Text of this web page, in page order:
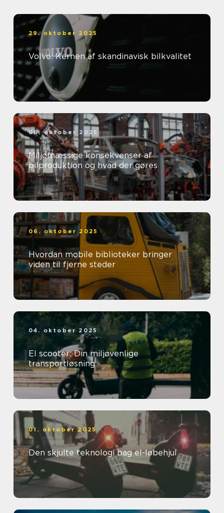
29. oktober 2025
Volvo: Kernen af skandinavisk bilkvalitet
06. oktober 2025
Miljømæssige konsekvenser af
bilproduktion og hvad der gøres
06. oktober 2025
Hvordan mobile biblioteker bringer
viden til fjerne steder
04. oktober 2025
El scooter: Din miljøvenlige
transportløsning
01. oktober 2025
Den skjulte teknologi bag el-løbehjul